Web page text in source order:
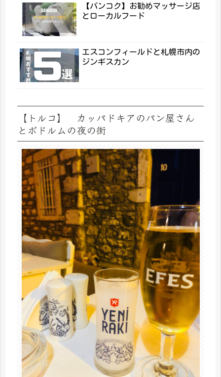
【バンコク】お勧めマッサージ店
とローカルフード
エスコンフィールドと札幌市内の
ジンギスカン
【トルコ】 カッパドキアのパン屋さん
とボドルムの夜の街